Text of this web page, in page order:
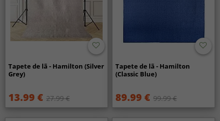
Tapete de lã - Hamilton (Silver
Grey)
13.99 € 27.99 €
Tapete de lã - Hamilton
(Classic Blue)
89.99 € 99.99 €